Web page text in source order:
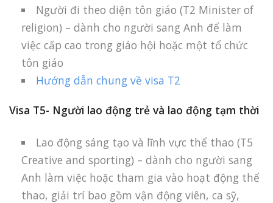
Người đi theo diện tôn giáo (T2 Minister of
religion) – dành cho người sang Anh để làm
việc cấp cao trong giáo hội hoặc một tổ chức
tôn giáo
Hướng dẫn chung về visa T2
Visa T5- Người lao động trẻ và lao động tạm thời
Lao động sáng tạo và lĩnh vực thể thao (T5
Creative and sporting) – dành cho người sang
Anh làm việc hoặc tham gia vào hoạt động thể
thao, giải trí bao gồm vận động viên, ca sỹ,